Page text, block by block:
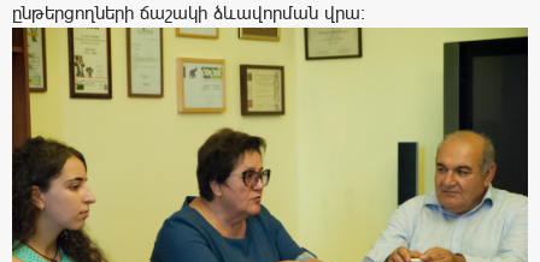
ընթերցողների ճաշակի ձևավորման վրա: